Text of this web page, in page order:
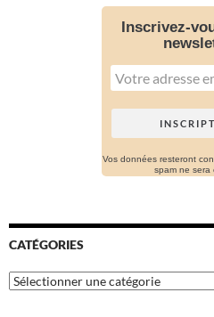
Inscrivez-
Vos données resteront
spam ne sera
CATÉGORIES
Catégories